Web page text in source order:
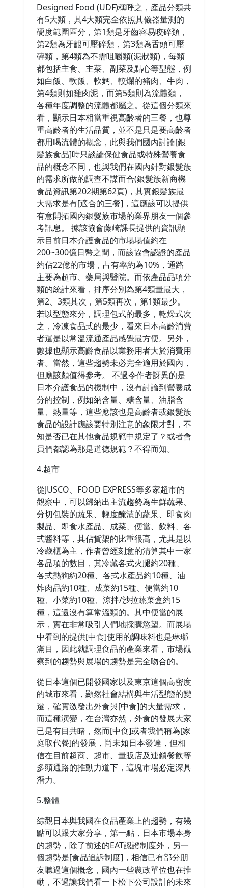
Designed Food (UDF)稱呼之，產品分類共
有5大類，其4大類完全依照其儀器量測的
硬度範圍區分，第1類是牙齒容易咬碎類，
第2類為牙齦可壓碎類，第3類為舌頭可壓
碎類，第4類為不需咀嚼類(泥狀類)，每類
都包括主食、主菜、副菜及點心等型態，例
如白飯、軟飯、軟麪、較爛的豬肉、牛肉，
第4類則如雞肉泥，而第5類則為流體類，
各種年度調整的流體都屬之。從這個分類來
看，顯示日本相當重視高齡者的三餐，也尊
重高齡者的生活品質，並不是只是要高齡者
都用喝流體的概念，此與我們國內討論[銀
髮族食品]時只談論保健食品或特殊營養食
品的概念不同，也與我們在國內針對銀髮族
的需求所做的調查不謀而合(銀髮族新商機
食品資訊第202期第62頁)，其實銀髮族最
大需求是有[適合的三餐]，這應該可以提供
有意開拓國內銀髮族市場的業界朋友一個參
考訊息。 據該協會藤崎課長提供的資訊顯
示目前日本介護食品的市場場值約在
200~300億日幣之間，而該協會認證的產品
約佔22億的市場，占有率約為10%，通路
主要為超市、藥局與醫院。而依產品品項分
類的統計來看，排序分別為第4類量最大，
第2、3類其次，第5類再次，第1類最少。
若以型態來分，調理包式的最多，乾燥式次
之，冷凍食品式的最少，看來日本高齡消費
者還是以常溫流通產品感覺最方便。另外，
數據也顯示高齡食品以業務用者大於消費用
者。當然，這些趨勢未必完全適用於國內，
但應該頗值得參考。 不過令作者訝異的是
日本介護食品的機制中，沒有討論到營養成
分的控制，例如納含量、糖含量、油脂含
量、熱量等，這些應該也是高齡者或銀髮族
食品的設計應該要特別注意的象限才對，不
知是否已在其他食品規範中規定了？或者會
員們都認為那是道德規範？不得而知。
4.超市
從JUSCO、FOOD EXPRESS等多家超市的
觀察中，可以歸納出主流趨勢為生鮮蔬果、
分切包裝的蔬果、輕度醃漬的蔬果、即食肉
製品、即食水產品、成菜、便當、飲料、各
式醬料等，其佔貨架的比重很高，尤其是以
冷藏櫃為主，作者曾經刻意的清算其中一家
各品項的數目，其冷藏各式火腿約20種、
各式熱狗約20種、各式水產品約10種、油
炸肉品約10種、成菜約15種、便當約10
種、小菜約10種、涼拌/沙拉蔬菜盒約15
種，這還沒有算常溫類的。其中便當的展
示，實在非常吸引人們地採購慾望。而展場
中看到的提供[中食]使用的調味料也是琳瑯
滿目，因此就調理食品的產業來看，市場觀
察到的趨勢與展場的趨勢是完全吻合的。
從日本這個已開發國家以及東京這個高密度
的城市來看，顯然社會結構與生活型態的變
遷，確實激發出外食與[中食]的大量需求，
而這種演變，在台灣亦然，外食的發展大家
已是有目共睹，然而[中食]或者我們稱為[家
庭取代餐]的發展，尚未如日本發達，但相
信在目前超商、超市、量販店及連鎖餐飲等
多頭通路的推動力道下，這塊市場必定深具
潛力。
5.整體
綜觀日本與我國在食品產業上的趨勢，有幾
點可以跟大家分享，第一點，日本市場本身
的趨勢，除了前述的EAT認證制度外，另一
個趨勢是[食品追訴制度]，相信已有部分朋
友聽過這個概念，國內一些農政單位也在推
動，不過讓我們看一下松下公司設計的未來